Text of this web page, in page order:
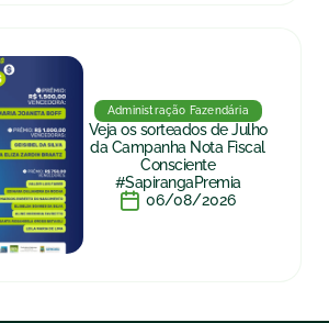
Administração Fazendária
Veja os sorteados de Julho
da Campanha Nota Fiscal
Consciente
#SapirangaPremia
06/08/2026